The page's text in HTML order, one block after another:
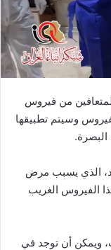
المتعافين من فيروس
وسيتم تطبيقها
الذي يسبب مرض
الفيروس الغريب
ويمكن أن توجد في